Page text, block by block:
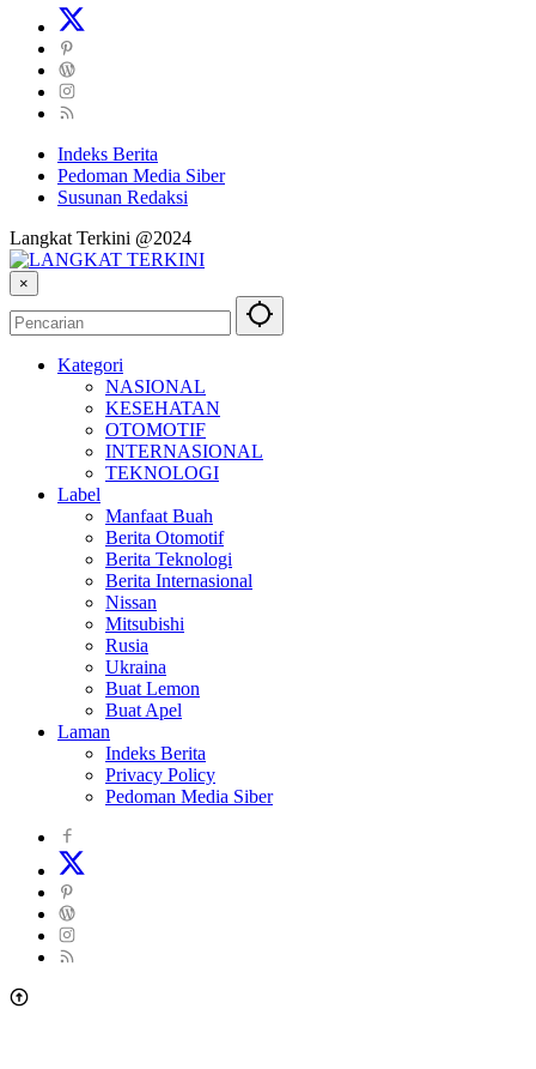
Indeks Berita
Pedoman Media Siber
Susunan Redaksi
Langkat Terkini @2024
×
Kategori
NASIONAL
KESEHATAN
OTOMOTIF
INTERNASIONAL
TEKNOLOGI
Label
Manfaat Buah
Berita Otomotif
Berita Teknologi
Berita Internasional
Nissan
Mitsubishi
Rusia
Ukraina
Buat Lemon
Buat Apel
Laman
Indeks Berita
Privacy Policy
Pedoman Media Siber